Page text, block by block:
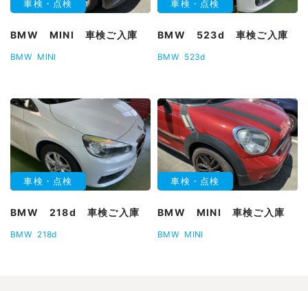
車検・点検
BMW MINI 車検ご入庫
BMW MINI
車検・点検
BMW 523d 車検ご入庫
BMW 523d
車検・点検
BMW 218d 車検ご入庫
BMW 218d
車検・点検
BMW MINI 車検ご入庫
BMW MINI